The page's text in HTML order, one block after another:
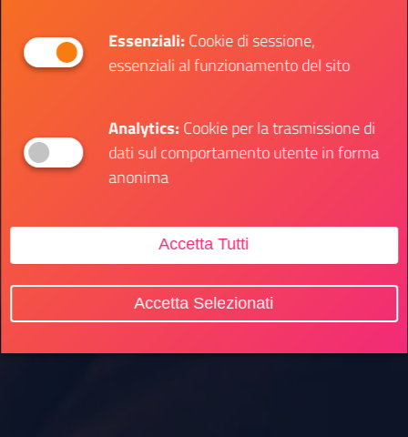
Essenziali:Cookie di sessione,
essenziali al funzionamento del sito
Analytics:Cookie per la trasmissione di
dati sul comportamento utente in forma
anonima
Accetta Tutti
Accetta Selezionati